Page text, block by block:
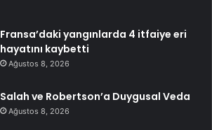
Fransa’daki yangınlarda 4 itfaiye eri
hayatını kaybetti
Ağustos 8, 2026
Salah ve Robertson’a Duygusal Veda
Ağustos 8, 2026